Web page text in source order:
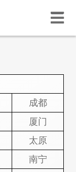
成都
厦门
太原
南宁